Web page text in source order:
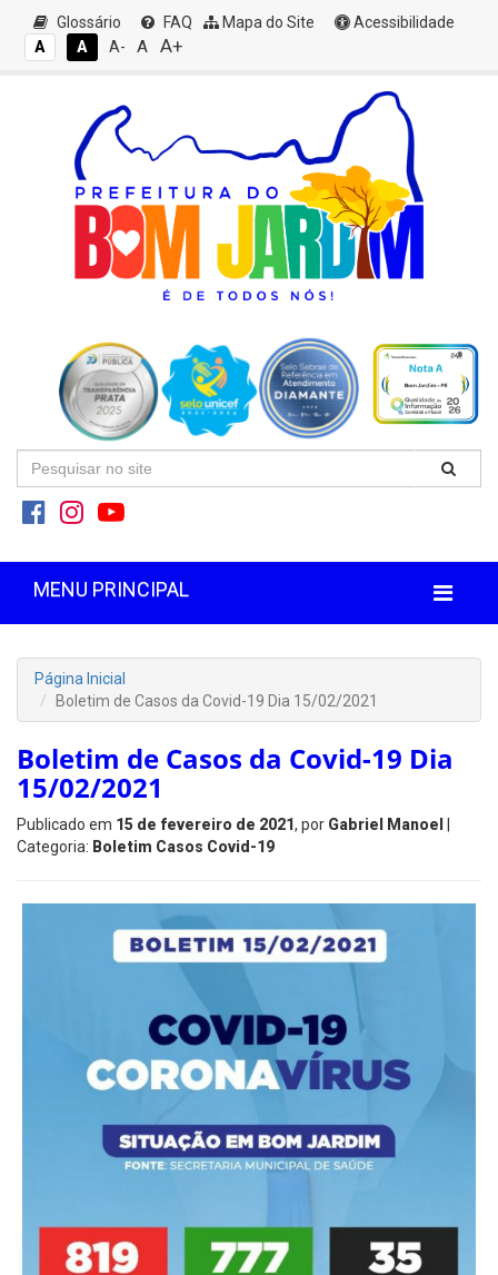
Glossário FAQ Mapa do Site
Acessibilidade
A
A A- A A+
MENU PRINCIPAL
Página Inicial
Boletim de Casos da Covid-19 Dia 15/02/2021
Boletim de Casos da Covid-19 Dia
15/02/2021
Publicado em 15 de fevereiro de 2021, por Gabriel Manoel
Categoria: Boletim Casos Covid-19